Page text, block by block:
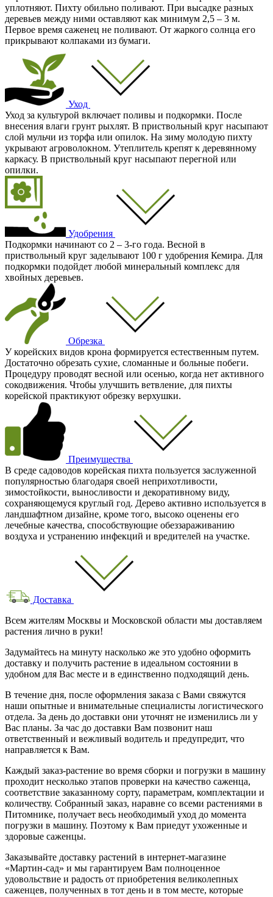
уплотняют. Пихту обильно поливают. При высадке разных
деревьев между ними оставляют как минимум 2,5 – 3 м.
Первое время саженец не поливают. От жаркого солнца его
прикрывают колпаками из бумаги.
Уход
Уход за культурой включает поливы и подкормки. После
внесения влаги грунт рыхлят. В приствольный круг насыпают
слой мульчи из торфа или опилок. На зиму молодую пихту
укрывают агроволокном. Утеплитель крепят к деревянному
каркасу. В приствольный круг насыпают перегной или
опилки.
Удобрения
Подкормки начинают со 2 – 3-го года. Весной в
приствольный круг заделывают 100 г удобрения Кемира. Для
подкормки подойдет любой минеральный комплекс для
хвойных деревьев.
Обрезка
У корейских видов крона формируется естественным путем.
Достаточно обрезать сухие, сломанные и больные побеги.
Процедуру проводят весной или осенью, когда нет активного
сокодвижения. Чтобы улучшить ветвление, для пихты
корейской практикуют обрезку верхушки.
Преимущества
В среде садоводов корейская пихта пользуется заслуженной
популярностью благодаря своей неприхотливости,
зимостойкости, выносливости и декоративному виду,
сохраняющемуся круглый год. Дерево активно используется в
ландшафтном дизайне, кроме того, высоко оценены его
лечебные качества, способствующие обеззараживанию
воздуха и устранению инфекций и вредителей на участке.
Доставка
Всем жителям Москвы и Московской области мы доставляем
растения лично в руки!
Задумайтесь на минуту насколько же это удобно оформить
доставку и получить растение в идеальном состоянии в
удобном для Вас месте и в единственно подходящий день.
В течение дня, после оформления заказа с Вами свяжутся
наши опытные и внимательные специалисты логистического
отдела. За день до доставки они уточнят не изменились ли у
Вас планы. За час до доставки Вам позвонит наш
ответственный и вежливый водитель и предупредит, что
направляется к Вам.
Каждый заказ-растение во время сборки и погрузки в машину
проходит несколько этапов проверки на качество саженца,
соответствие заказанному сорту, параметрам, комплектации и
количеству. Собранный заказ, наравне со всеми растениями в
Питомнике, получает весь необходимый уход до момента
погрузки в машину. Поэтому к Вам приедут ухоженные и
здоровые саженцы.
Заказывайте доставку растений в интернет-магазине
«Мартин-сад» и мы гарантируем Вам полноценное
удовольствие и радость от приобретения великолепных
саженцев, полученных в тот день и в том месте, которые